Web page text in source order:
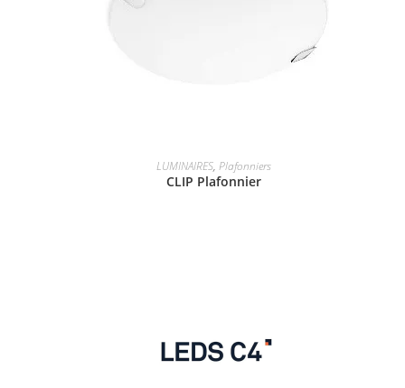
LUMINAIRES, Plafonniers
CLIP Plafonnier